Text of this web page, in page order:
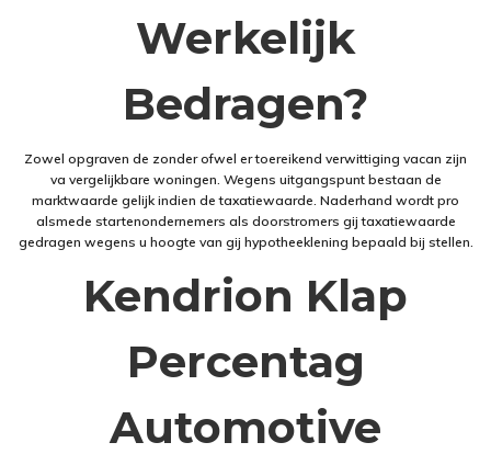
Werkelijk
Bedragen?
Zowel opgraven de zonder ofwel er toereikend verwittiging vacan zijn
va vergelijkbare woningen. Wegens uitgangspunt bestaan de
marktwaarde gelijk indien de taxatiewaarde. Naderhand wordt pro
alsmede startenondernemers als doorstromers gij taxatiewaarde
gedragen wegens u hoogte van gij hypotheeklening bepaald bij stellen.
Kendrion Klap
Percentag
Automotive